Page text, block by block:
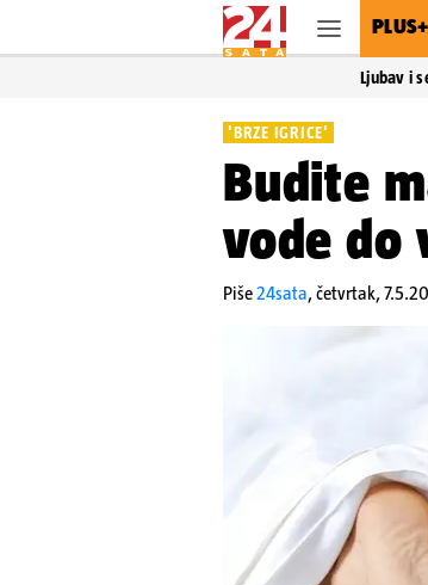
PLUS+
Ljubav i
'BRZE IGRICE'
Budite
vode do
Piše24sata,četvrtak,